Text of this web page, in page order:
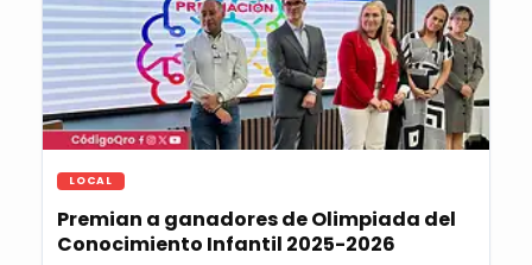
LOCAL
Premian a ganadores de Olimpiada del
Conocimiento Infantil 2025-2026